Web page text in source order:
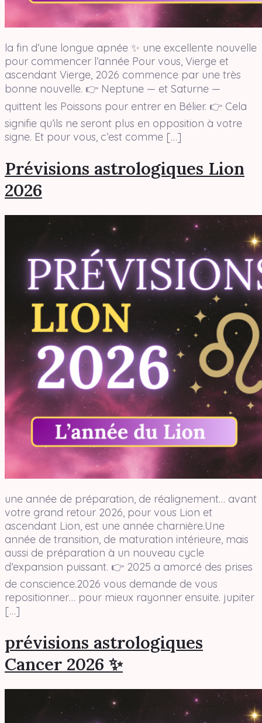
la fin d’une longue apnée ✨ une excellente nouvelle
pour commencer l’année Pour vous, Vierge et
ascendant Vierge, 2026 commence par une très
bonne nouvelle. 👉 Neptune — et Saturne —
quittent les Poissons pour entrer en Bélier. 👉 Cela
signifie qu’ils ne seront plus en opposition à votre
signe. Et pour vous, c’est comme […]
Prévisions astrologiques Lion
2026
une année de préparation, de réalignement… avant
votre grand retour 2026, pour vous Lion et
ascendant Lion, est une année charnière.Une
année de transition, de maturation intérieure, mais
aussi de préparation à un nouveau cycle
d’expansion puissant. 👉 2025 a amorcé des prises
de conscience.2026 vous demande de vous
repositionner… pour mieux rayonner ensuite. jupiter
[…]
prévisions astrologiques
Cancer 2026 ✨